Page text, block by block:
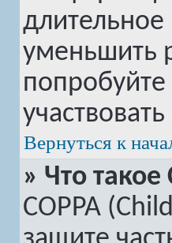
уменьшить
попробуйте
Вернуться к
» Что такое
COPPA